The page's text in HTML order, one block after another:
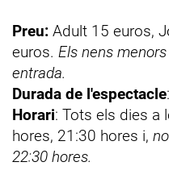
Preu: Adult 15 euros,
euros. Els nens
entrada.
Durada de l'espectacle
Horari: Tots els dies a
hores, 21:30 hores i,
22:30 hores.